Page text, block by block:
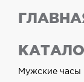
Мужские часы